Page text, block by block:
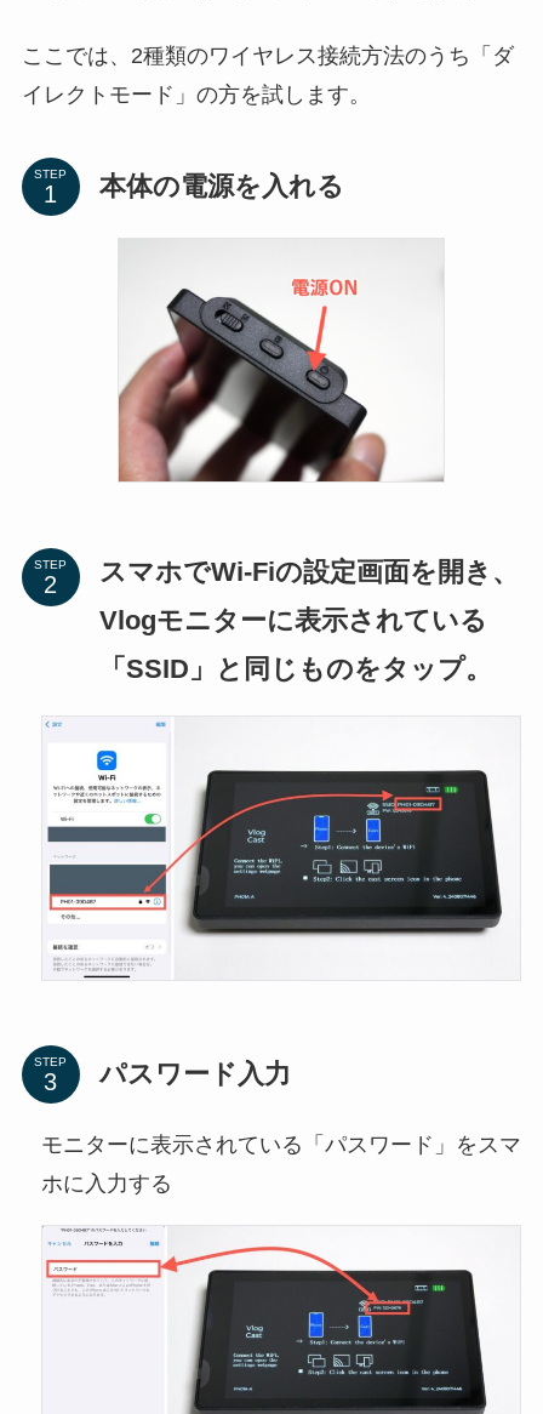
ここでは、2種類のワイヤレス接続方法のうち「ダ
イレクトモード」の方を試します。
STEP 本体の電源を入れる
STEP
スマホでWi-Fiの設定画面を開き、
Vlogモニターに表示されている
「SSID」と同じものをタップ。
STEP パスワード入力
モニターに表示されている「パスワード」をスマ
ホに入力する